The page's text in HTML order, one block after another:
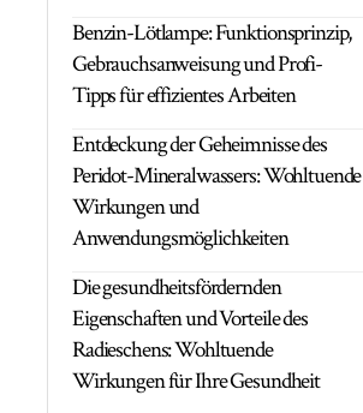
Benzin-Lötlampe: Funktionsprinzip,
Gebrauchsanweisung und Profi-
Tipps für effizientes Arbeiten
Entdeckung der Geheimnisse des
Peridot-Mineralwassers: Wohltuende
Wirkungen und
Anwendungsmöglichkeiten
Die gesundheitsfördernden
Eigenschaften und Vorteile des
Radieschens: Wohltuende
Wirkungen für Ihre Gesundheit